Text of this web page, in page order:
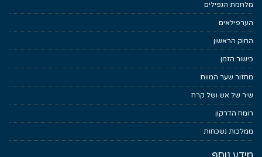
מלחמת הנפילים
הערפילאים
החוק הראשון
כישור הזמן
מחזור שער המוות
שיר של אש ושל קרח
רומח הדרקון
ממלכות נשכחות